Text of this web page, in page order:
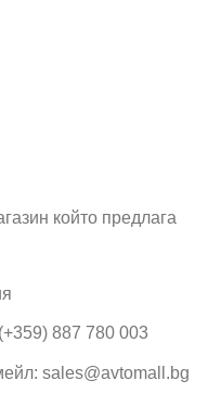
който предлага
887 780 003
sales@avtomall.bg